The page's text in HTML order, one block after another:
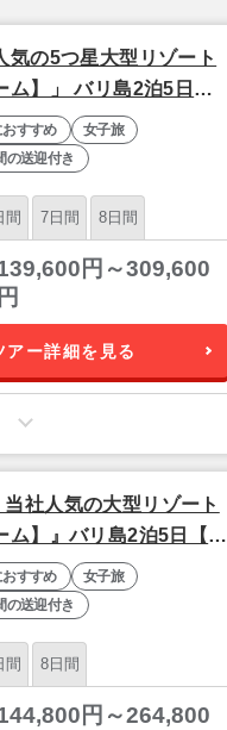
気の5つ星大型リゾート
】」 バリ島2泊5日
すすめ
女子旅
の送迎付き
間 7日間 8日間
円～309,600
アー詳細を見る
社人気の大型リゾート
ム】』バリ島2泊5日【ベ
すすめ
女子旅
の送迎付き
間 8日間
円～264,800